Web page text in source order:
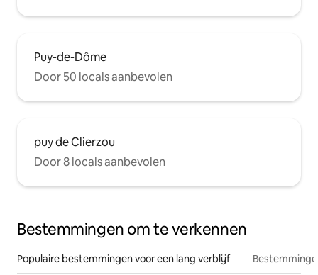
Puy-de-Dôme
Door 50 locals aanbevolen
puy de Clierzou
Door 8 locals aanbevolen
Bestemmingen om te verkennen
Populaire bestemmingen voor een lang verblijf